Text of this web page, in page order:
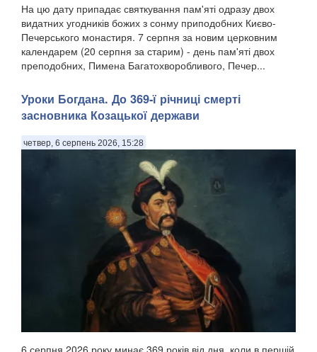
На цю дату припадає святкування пам'яті одразу двох
видатних угодників божих з сонму приподобних Києво-
Печерського монастиря. 7 серпня за новим церковним
календарем (20 серпня за старим) - день пам'яті двох
преподобних, Пимена Багатохворобливого, Печер...
Уроки Богдана. До 369-ї річниці смерті
засновника Козацької держави
четвер, 6 серпень 2026, 15:28